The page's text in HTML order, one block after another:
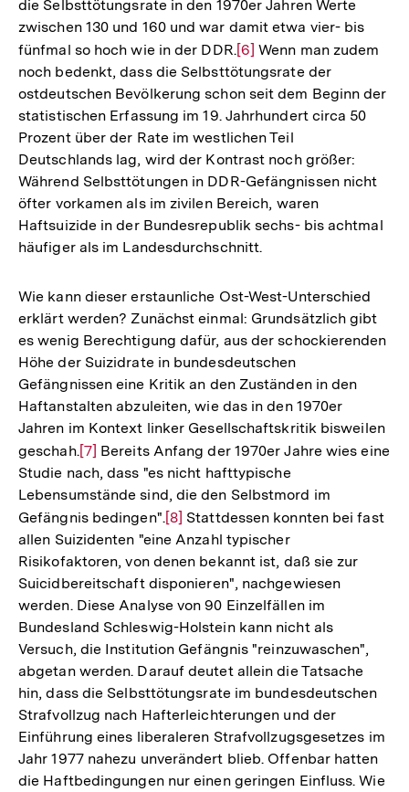
die Selbsttötungsrate in den 1970er Jahren Werte
zwischen 130 und 160 und war damit etwa vier- bis
fünfmal so hoch wie in der DDR.Zur
Auflösung
der
Fußnote
[6] Wenn man zudem
noch bedenkt, dass die Selbsttötungsrate der
ostdeutschen Bevölkerung schon seit dem Beginn der
statistischen Erfassung im 19. Jahrhundert circa 50
Prozent über der Rate im westlichen Teil
Deutschlands lag, wird der Kontrast noch größer:
Während Selbsttötungen in DDR-Gefängnissen nicht
öfter vorkamen als im zivilen Bereich, waren
Haftsuizide in der Bundesrepublik sechs- bis achtmal
häufiger als im Landesdurchschnitt.
Wie kann dieser erstaunliche Ost-West-Unterschied
erklärt werden? Zunächst einmal: Grundsätzlich gibt
es wenig Berechtigung dafür, aus der schockierenden
Höhe der Suizidrate in bundesdeutschen
Gefängnissen eine Kritik an den Zuständen in den
Haftanstalten abzuleiten, wie das in den 1970er
Jahren im Kontext linker Gesellschaftskritik bisweilen
geschah.Zur
Auflösung
der
Fußnote
[7] Bereits Anfang der 1970er Jahre wies eine
Studie nach, dass "es nicht hafttypische
Lebensumstände sind, die den Selbstmord im
Gefängnis bedingen".Zur
Auflösung
der
Fußnote
[8] Stattdessen konnten bei fast
allen Suizidenten "eine Anzahl typischer
Risikofaktoren, von denen bekannt ist, daß sie zur
Suicidbereitschaft disponieren", nachgewiesen
werden. Diese Analyse von 90 Einzelfällen im
Bundesland Schleswig-Holstein kann nicht als
Versuch, die Institution Gefängnis "reinzuwaschen",
abgetan werden. Darauf deutet allein die Tatsache
hin, dass die Selbsttötungsrate im bundesdeutschen
Strafvollzug nach Hafterleichterungen und der
Einführung eines liberaleren Strafvollzugsgesetzes im
Jahr 1977 nahezu unverändert blieb. Offenbar hatten
die Haftbedingungen nur einen geringen Einfluss. Wie